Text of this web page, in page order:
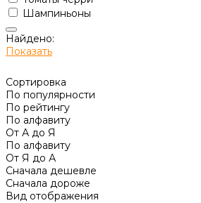
Шампиньоны
Найдено:
Показать
Сортировка
По популярности
По рейтингу
По алфавиту
От А до Я
По алфавиту
От Я до А
Сначала дешевле
Сначала дороже
Вид отображения